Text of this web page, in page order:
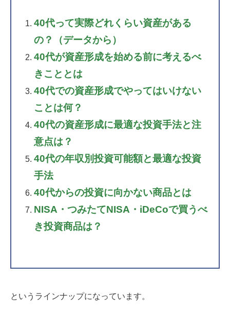
40代って実際どれくらい資産がある
の？（データから）
40代が資産形成を始める前に考えるべ
きこととは
40代での資産形成でやってはいけない
ことは何？
40代の資産形成に最適な投資手法と注
意点は？
40代の年収別投資可能額と最適な投資
手法
40代からの投資に向かない商品とは
NISA・つみたてNISA・iDeCoで買うべ
き投資商品は？
というラインナップになっています。